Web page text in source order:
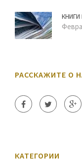
РАССКАЖИТЕ О
КАТЕГОРИИ